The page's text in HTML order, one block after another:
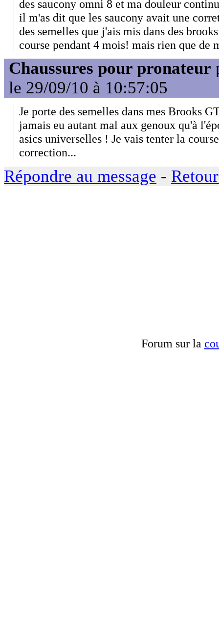
des saucony omni 8 et ma douleur
il m'as dit que les saucony avait une
des semelles que j'ais mis dans des
course pendant 4 mois! mais rien que de
Chaussures pour pronateur
le 29/09/10 à 10:57:05
Je porte des semelles dans mes Brooks
jamais eu autant mal aux genoux qu'à
asics universelles ! Je vais tenter la
correction...
Répondre au message -
Forum sur la